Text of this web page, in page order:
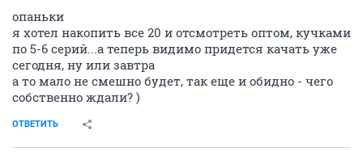
опаньки
я хотел накопить все 20 и отсмотреть оптом, кучками
по 5-6 серий...а теперь видимо придется качать уже
сегодня, ну или завтра
а то мало не смешно будет, так еще и обидно - чего
собственно ждали? )
ОТВЕТИТЬ